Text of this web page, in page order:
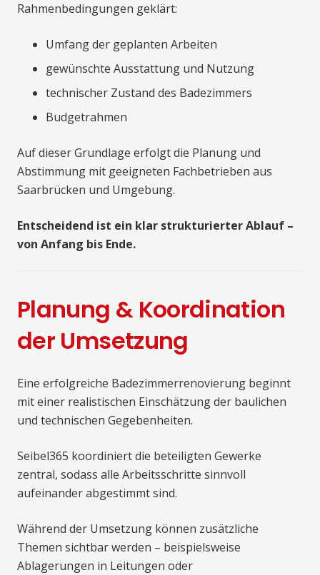
Rahmenbedingungen geklärt:
Umfang der geplanten Arbeiten
gewünschte Ausstattung und Nutzung
technischer Zustand des Badezimmers
Budgetrahmen
Auf dieser Grundlage erfolgt die Planung und
Abstimmung mit geeigneten Fachbetrieben aus
Saarbrücken und Umgebung.
Entscheidend ist ein klar strukturierter Ablauf –
von Anfang bis Ende.
Planung & Koordination
der Umsetzung
Eine erfolgreiche Badezimmerrenovierung beginnt
mit einer realistischen Einschätzung der baulichen
und technischen Gegebenheiten.
Seibel365 koordiniert die beteiligten Gewerke
zentral, sodass alle Arbeitsschritte sinnvoll
aufeinander abgestimmt sind.
Während der Umsetzung können zusätzliche
Themen sichtbar werden – beispielsweise
Ablagerungen in Leitungen oder